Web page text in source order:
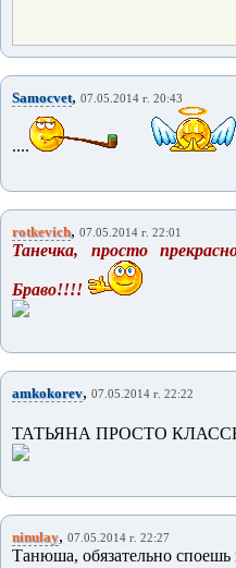
Samocvet, 07.05.2014 г. 20:43
....
rotkevich, 07.05.2014 г. 22:01
Танечка, просто
Браво!!!!
amkokorev, 07.05.2014 г. 22:22
ТАТЬЯНА ПРОСТО
ninulay, 07.05.2014 г. 22:27
Танюша, обязательно споешь